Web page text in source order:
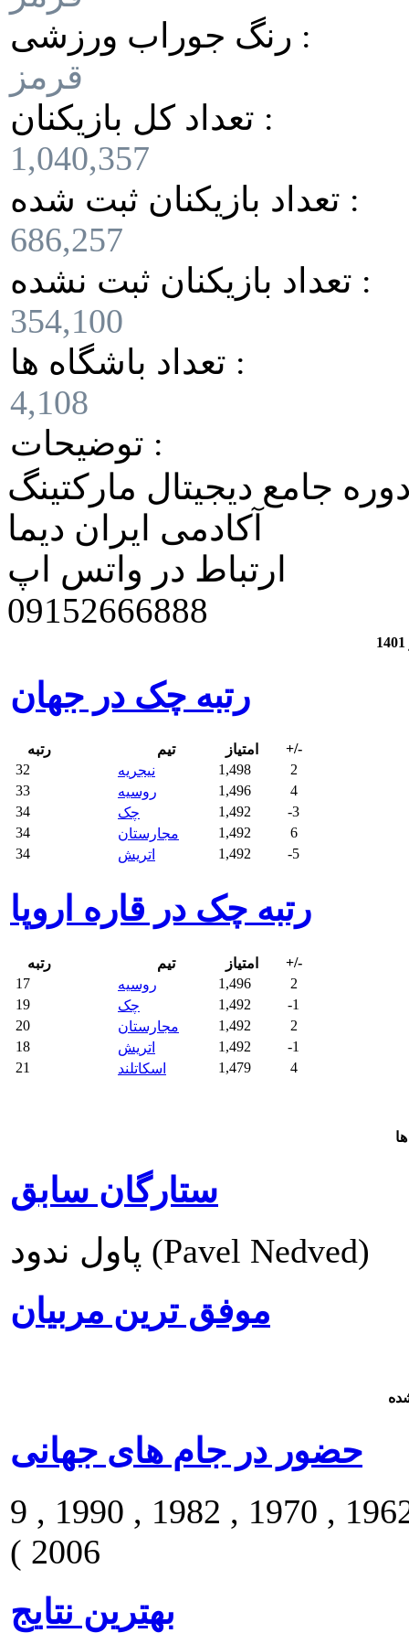
رنگ جوراب ورزشی :
تعداد کل بازیکنان :
1,040,357
تعداد بازیکنان ثبت شده :
686,257
تعداد بازیکنان ثبت نشده :
354,100
تعداد باشگاه ها :
4,108
توضیحات :
جامع دیجیتال مارکتینگ
آکادمی ایران دیما
ارتباط در واتس اپ
​09152666888
رتبه چک در جهان
رتبه تیم امتیاز
+/-
32
نیجریه 1,498
2
33
روسیه 1,496
4
34
چک 1,492
-3
34
مجارستان 1,492
6
34
اتریش 1,492 -5
رتبه چک در قاره اروپا
رتبه تیم امتیاز
+/-
17
روسیه 1,496
2
19
چک 1,492
-1
20
مجارستان 1,492
2
18
اتریش 1,492
-1
21
اسکاتلند 1,479 4
ستارگان سابق
پاول ندود (Pavel Nedved)
موفق ترین مربیان
حضور در جام های جهانی
9 بار ( 1934 , 1938 , 1954 , 1958 , 1962 , 1970 , 1982 , 1990 ,
2006 )
بهترین نتایج